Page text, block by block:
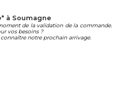
à Soumagne
de la validation de la commande.
vos besoins ?
notre prochain arrivage.